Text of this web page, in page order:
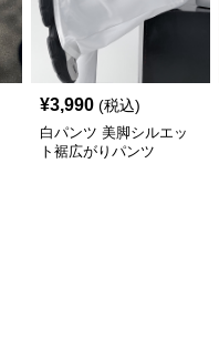
¥3,990 (税込)
白パンツ 美脚シルエッ
ト裾広がりパンツ